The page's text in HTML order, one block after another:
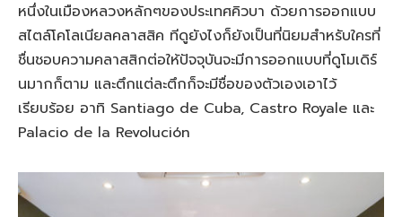
หนึ่งในเมืองหลวงหลักๆของประเทศคิวบา ด้วยการออกแบบ
สไตล์โคโลเนียลคลาสสิค ทีดูยังไงก็ยังเป็นที่นิยมสำหรับใครที่
ชื่นชอบความคลาสสิกต่อให้ปัจจุบันจะมีการออกแบบที่ดูโมเดิร์
นมากก็ตาม และตึกแต่ละตึกก็จะมีชื่อของตัวเองเอาไว้
เรียบร้อย อาทิ Santiago de Cuba, Castro Royale และ
Palacio de la Revolución